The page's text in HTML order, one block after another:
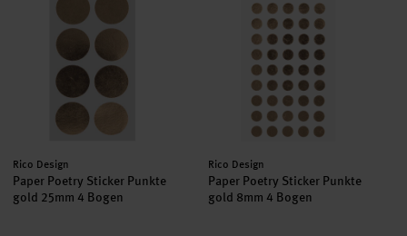
Hersteller:
Rico Design
Paper Poetry Sticker Punkte
gold 25mm 4 Bogen
Hersteller:
Rico Design
Paper Poetry Sticker Punkte
gold 8mm 4 Bogen